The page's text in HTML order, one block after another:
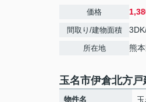
価格
間取り/建物面積
所在地 熊
玉名市伊倉北方
物件名